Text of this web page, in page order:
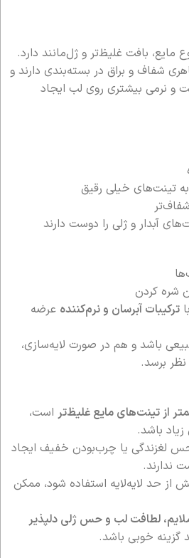
مایع، بافت غلیظ‌تر و ژل‌مانند دارد.
شفاف و براق در بسته‌بندی دارند و
و نرمی بیشتری روی لب ایجاد
تینت‌های خیلی رقیق
آبدار و ژلی را دوست دارند
شره کردن
ترکیبات آبرسان و نرم‌کننده عرضه
باشد و هم در صورت لایه‌سازی،
برسد.
از تینت‌های مایع غلیظ‌تر است،
باشد.
لغزندگی یا چرب‌بودن خفیف ایجاد
ندارند.
از حد لایه‌لایه استفاده شود، ممکن
لطافت لب و حس ژلی دلپذیر
گزینه خوبی باشد.